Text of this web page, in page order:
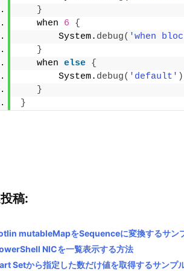
}
   when
6
{
       System.
debug( 'when
}
   when
else {
       System.
debug( 'default' )
}
}
稿:
mutableMapをSequenceに変換するサン
NICを一覧表示する方法
Setから指定した数だけ値を取得するサンプ